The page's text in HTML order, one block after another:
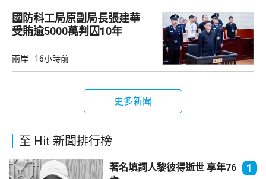
國防科工局原副局長張建華
受賄逾5000萬判囚10年
兩岸 16小時前
更多新聞
至 Hit 新聞排行榜
著名填詞人黎彼得逝世 享年76
1